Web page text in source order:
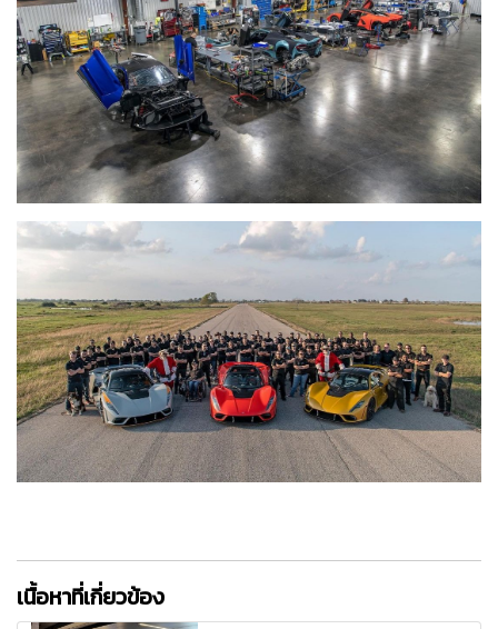
เนื้อหาที่เกี่ยวข้อง